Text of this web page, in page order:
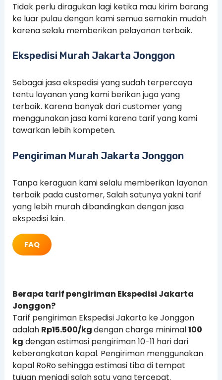
Tidak perlu diragukan lagi ketika mau kirim barang
ke luar pulau dengan kami semua semakin mudah
karena selalu memberikan pelayanan terbaik.
Ekspedisi Murah Jakarta Jonggon
Sebagai jasa ekspedisi yang sudah terpercaya
tentu layanan yang kami berikan juga yang
terbaik. Karena banyak dari customer yang
menggunakan jasa kami karena tarif yang kami
tawarkan lebih kompeten.
Pengiriman Murah Jakarta Jonggon
Tanpa keraguan kami selalu memberikan layanan
terbaik pada customer, Salah satunya yakni tarif
yang lebih murah dibandingkan dengan jasa
ekspedisi lain.
FAQ
Berapa tarif pengiriman Ekspedisi Jakarta
Jonggon?
Tarif pengiriman Ekspedisi Jakarta ke Jonggon
adalah Rp15.500/kgdengan charge minimal100
kg dengan estimasi pengiriman 10-11 hari dari
keberangkatan kapal. Pengiriman menggunakan
kapal RoRo sehingga estimasi tiba di tempat
tujuan menjadi salah satu yang tercepat.